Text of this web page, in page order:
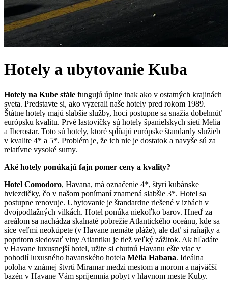
Hotely a ubytovanie Kuba
Hotely na Kube stále fungujú úplne inak ako v ostatných krajinách
sveta. Predstavte si, ako vyzerali naše hotely pred rokom 1989.
Štátne hotely majú slabšie služby, hoci postupne sa snažia dobehnúť
európsku kvalitu. Prvé lastovičky sú hotely španielskych sietí Melia
a Iberostar. Toto sú hotely, ktoré spĺňajú európske štandardy služieb
v kvalite 4* a 5*. Problém je, že ich nie je dostatok a navyše sú za
relatívne vysoké sumy.
Aké hotely ponúkajú fajn pomer ceny a kvality?
Hotel Comodoro, Havana, má označenie 4*, štyri kubánske
hviezdičky, čo v našom ponímaní znamená slabšie 3*. Hotel sa
postupne renovuje. Ubytovanie je štandardne riešené v izbách v
dvojpodlažných vilkách. Hotel ponúka niekoľko barov. Hneď za
areálom sa nachádza skalnaté pobrežie Atlantického oceánu, kde sa
síce veľmi neokúpete (v Havane nemáte pláže), ale dať si raňajky a
popritom sledovať vlny Atlantiku je tiež veľký zážitok. Ak hľadáte
v Havane luxusnejší hotel, užite si chutnú Havanu ešte viac v
pohodlí luxusného havanského hotela Mélia Habana. Ideálna
poloha v známej štvrti Miramar medzi mestom a morom a najväčší
bazén v Havane Vám spríjemnia pobyt v hlavnom meste Kuby.